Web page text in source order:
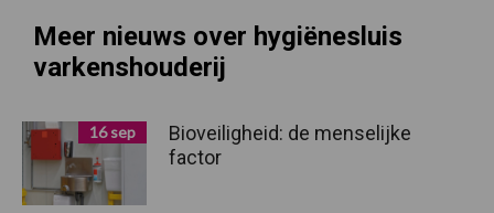
Meer nieuws over hygiënesluis
varkenshouderij
16 sep
Bioveiligheid: de menselijke
factor